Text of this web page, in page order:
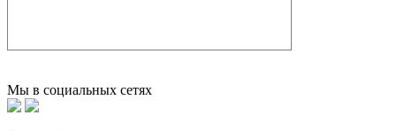
Мы в социальных сетях